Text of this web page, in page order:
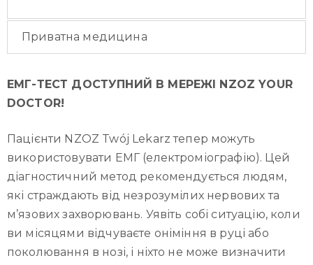
Приватна медицина
ЕМГ-ТЕСТ ДОСТУПНИЙ В МЕРЕЖІ NZOZ YOUR
DOCTOR!
Пацієнти NZOZ Twój Lekarz тепер можуть
використовувати ЕМГ (електроміографію). Цей
діагностичний метод рекомендується людям,
які страждають від незрозумілих нервових та
м’язових захворювань. Уявіть собі ситуацію, коли
ви місяцями відчуваєте оніміння в руці або
поколювання в нозі, і ніхто не може визначити